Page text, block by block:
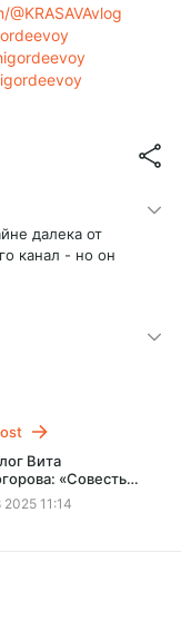
далека от
канал - но он
Вита
«Cовесть
только, когда её
// «Cкажи
2025 11:14